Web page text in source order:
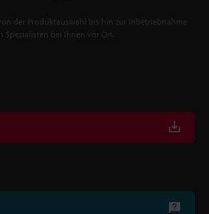
der Produktauswahl bis hin zur Inbetriebnahme
bei Ihnen vor Ort.